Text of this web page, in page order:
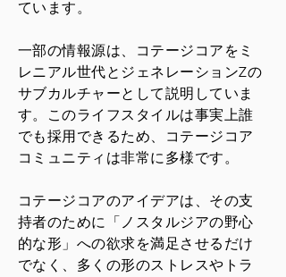
ています。
一部の情報源は、コテージコアをミ
レニアル世代とジェネレーションZの
サブカルチャーとして説明していま
す。このライフスタイルは事実上誰
でも採用できるため、コテージコア
コミュニティは非常に多様です。
コテージコアのアイデアは、その支
持者のために「ノスタルジアの野心
的な形」への欲求を満足させるだけ
でなく、多くの形のストレスやトラ